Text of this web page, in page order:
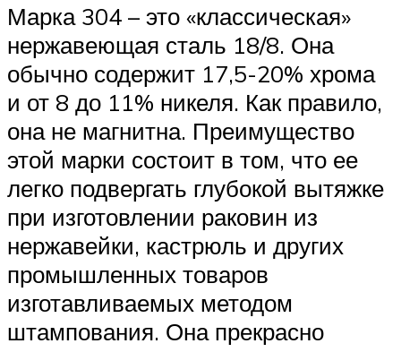
Марка 304 – это «классическая»
нержавеющая сталь 18/8. Она
обычно содержит 17,5-20% хрома
и от 8 до 11% никеля. Как правило,
она не магнитна. Преимущество
этой марки состоит в том, что ее
легко подвергать глубокой вытяжке
при изготовлении раковин из
нержавейки, кастрюль и других
промышленных товаров
изготавливаемых методом
штампования. Она прекрасно